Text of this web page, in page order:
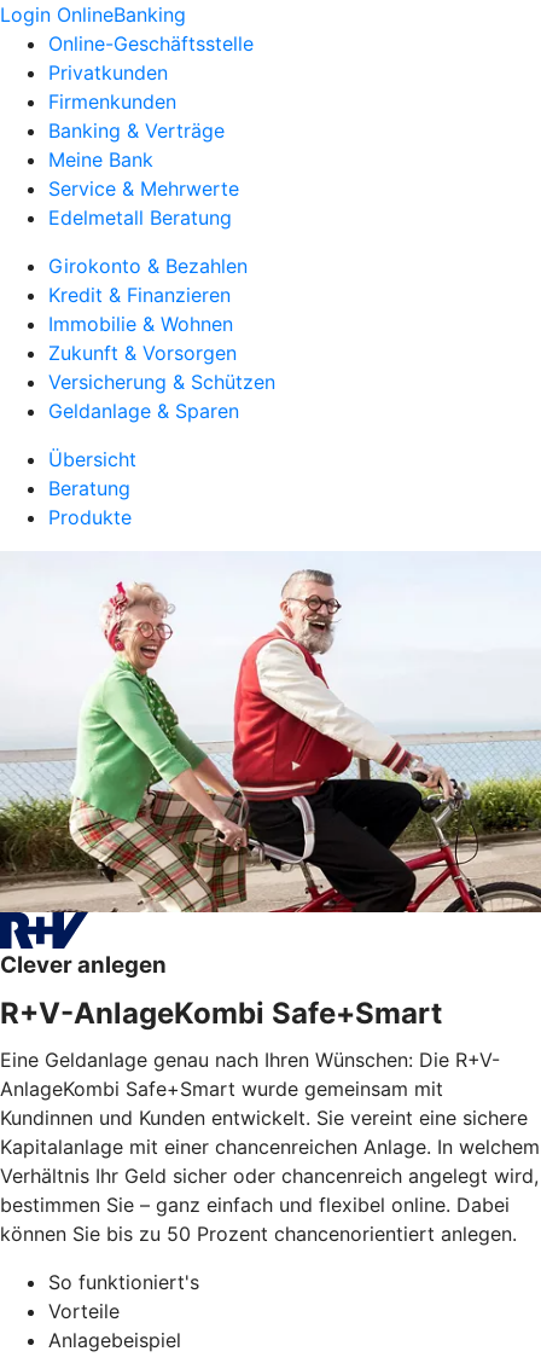
Login OnlineBanking
Online-Geschäftsstelle
Privatkunden
Firmenkunden
Banking & Verträge
Meine Bank
Service & Mehrwerte
Edelmetall Beratung
Girokonto & Bezahlen
Kredit & Finanzieren
Immobilie & Wohnen
Zukunft & Vorsorgen
Versicherung & Schützen
Geldanlage & Sparen
Übersicht
Beratung
Produkte
Clever anlegen
R+V-AnlageKombi Safe+Smart
Eine Geldanlage genau nach Ihren Wünschen: Die R+V-
AnlageKombi Safe+Smart wurde gemeinsam mit
Kundinnen und Kunden entwickelt. Sie vereint eine sichere
Kapitalanlage mit einer chancenreichen Anlage. In welchem
Verhältnis Ihr Geld sicher oder chancenreich angelegt wird,
bestimmen Sie – ganz einfach und flexibel online. Dabei
können Sie bis zu 50 Prozent chancenorientiert anlegen.
So funktioniert's
Vorteile
Anlagebeispiel